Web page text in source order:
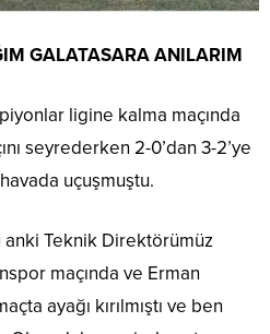
GALATASARA ANILARIM
ligine kalma maçında
seyrederken 2-0’dan 3-2’ye
uçuşmuştu.
Teknik Direktörümüz
maçında ve Erman
ayağı kırılmıştı ve ben